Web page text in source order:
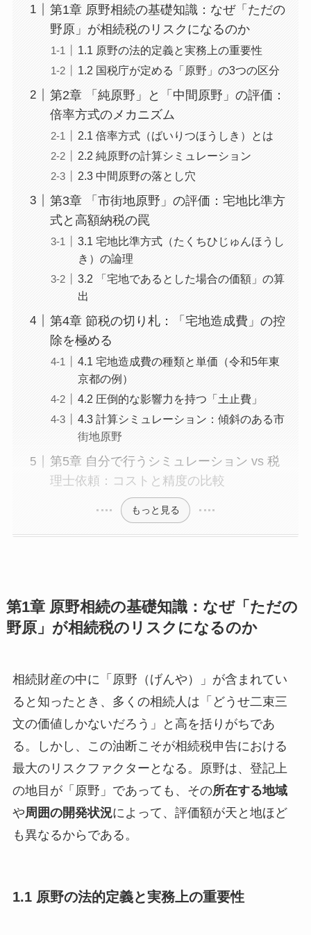
第1章 原野相続の基礎知識：なぜ「ただの
野原」が相続税のリスクになるのか
1.1 原野の法的定義と実務上の重要性
1.2 国税庁が定める「原野」の3つの区分
第2章 「純原野」と「中間原野」の評価：
倍率方式のメカニズム
2.1 倍率方式（ばいりつほうしき）とは
2.2 純原野の計算シミュレーション
2.3 中間原野の落とし穴
第3章 「市街地原野」の評価：宅地比準方
式と高額納税の罠
3.1 宅地比準方式（たくちひじゅんほうし
き）の論理
3.2 「宅地であるとした場合の価額」の算
出
第4章 節税の切り札：「宅地造成費」の控
除を極める
4.1 宅地造成費の種類と単価（令和5年東
京都の例）
4.2 圧倒的な影響力を持つ「土止費」
4.3 計算シミュレーション：傾斜のある市
街地原野
第5章 自分で行うシミュレーション vs 税
理士依頼：コストと精度の比較
もっと見る
第1章 原野相続の基礎知識：なぜ「ただの
野原」が相続税のリスクになるのか
相続財産の中に「原野（げんや）」が含まれてい
ると知ったとき、多くの相続人は「どうせ二束三
文の価値しかないだろう」と高を括りがちであ
る。しかし、この油断こそが相続税申告における
最大のリスクファクターとなる。原野は、登記上
の地目が「原野」であっても、その所在する地域
や周囲の開発状況によって、評価額が天と地ほど
も異なるからである。
1.1 原野の法的定義と実務上の重要性